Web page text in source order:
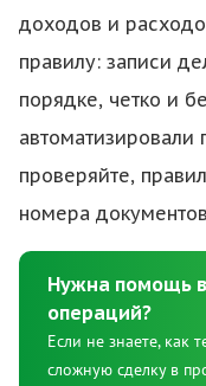
доходов и
правилу: записи
порядке, четко и
проверяйте,
номера
Нужна помощь
операций?
Если не знаете, как
сложную сделку в